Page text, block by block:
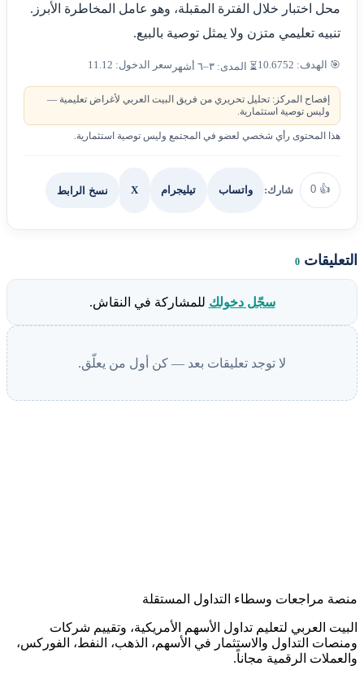
محل اختبار خلال الفترة المقبلة، وهو عامل المخاطرة الأبرز.
تنبيه تعليمي متزن ولا يمثل توصية بالبيع.
🎯 الهدف: 10.6752 ⏳ المدى: ٣–٦ أشهر سعر الدخول: 11.12
إفصاح المركز: تحليل تحريري من فريق البيت العربي لأغراض تعليمية —
وليس توصية استثمارية.
هذا المحتوى رأي شخصي لعضو في المجتمع وليس توصية استثمارية.
👍
0 شارك: واتساب تيليجرام X نسخ الرابط
التعليقات 0
سجّل دخولك للمشاركة في النقاش.
لا توجد تعليقات بعد — كن أول من يعلّق.
منصة مراجعات وسطاء التداول المستقلة
البيت العربي لتعليم تداول الأسهم الأمريكية، وتقييم شركات
ومنصات التداول والاستثمار في الأسهم، الذهب، النفط، الفوركس،
والعملات الرقمية مجاناً.